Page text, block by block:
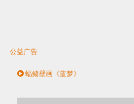
公益广告
蝠鲼壁画《蓝梦》